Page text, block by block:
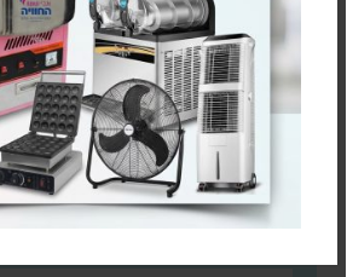
מעדיפים בטלפון?
חזרו אלי בקשר למוצר
השאירו פרטים ונציגינו יחזרו